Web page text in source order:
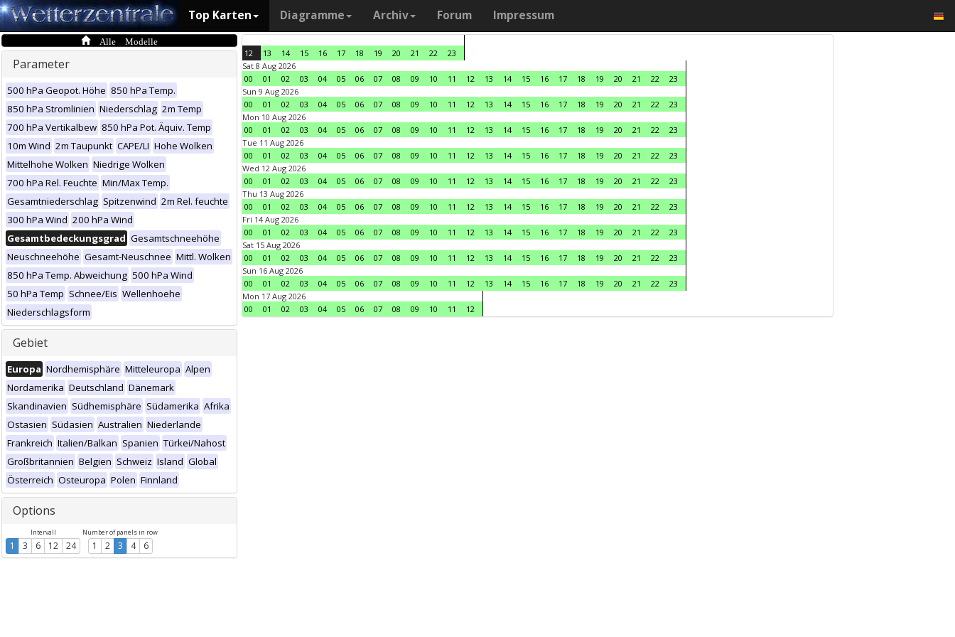
Top Karten Diagramme Archiv Forum Impressum
Alle Modelle
Parameter
500 hPa Geopot. Höhe 850 hPa Temp.
850 hPa Stromlinien Niederschlag 2m Temp
700 hPa Vertikalbew 850 hPa Pot. Äquiv. Temp
10m Wind 2m Taupunkt CAPE/LI Hohe Wolken
Mittelhohe Wolken Niedrige Wolken
700 hPa Rel. Feuchte Min/Max Temp.
Gesamtniederschlag Spitzenwind 2m Rel. feuchte
300 hPa Wind 200 hPa Wind
Gesamtbedeckungsgrad Gesamtschneehöhe
Neuschneehöhe Gesamt-Neuschnee Mittl. Wolken
850 hPa Temp. Abweichung 500 hPa Wind
50 hPa Temp Schnee/Eis Wellenhoehe
Niederschlagsform
Gebiet
Europa Nordhemisphäre Mitteleuropa Alpen
Nordamerika Deutschland Dänemark
Skandinavien Südhemisphäre Südamerika Afrika
Ostasien Südasien Australien Niederlande
Frankreich Italien/Balkan Spanien Türkei/Nahost
Großbritannien Belgien Schweiz Island Global
Österreich Osteuropa Polen Finnland
Options
Intervall
1 3 6 12 24
Number of panels in row
1 2 3 4 6
12 13 14 15 16 17 18 19 20 21 22
23
Sat 8 Aug 2026
00
01 02 03 04 05 06 07 08 09 10 11 12 13 14 15 16 17 18 19 20 21 22
23
Sun 9 Aug 2026
00
01 02 03 04 05 06 07 08 09 10 11 12 13 14 15 16 17 18 19 20 21 22
23
Mon 10 Aug 2026
00
01 02 03 04 05 06 07 08 09 10 11 12 13 14 15 16 17 18 19 20 21 22
23
Tue 11 Aug 2026
00
01 02 03 04 05 06 07 08 09 10 11 12 13 14 15 16 17 18 19 20 21 22
23
Wed 12 Aug 2026
00
01 02 03 04 05 06 07 08 09 10 11 12 13 14 15 16 17 18 19 20 21 22
23
Thu 13 Aug 2026
00
01 02 03 04 05 06 07 08 09 10 11 12 13 14 15 16 17 18 19 20 21 22
23
Fri 14 Aug 2026
00
01 02 03 04 05 06 07 08 09 10 11 12 13 14 15 16 17 18 19 20 21 22
23
Sat 15 Aug 2026
00
01 02 03 04 05 06 07 08 09 10 11 12 13 14 15 16 17 18 19 20 21 22
23
Sun 16 Aug 2026
00
01 02 03 04 05 06 07 08 09 10 11 12 13 14 15 16 17 18 19 20 21 22
23
Mon 17 Aug 2026
00
01 02 03 04 05 06 07 08 09 10 11 12